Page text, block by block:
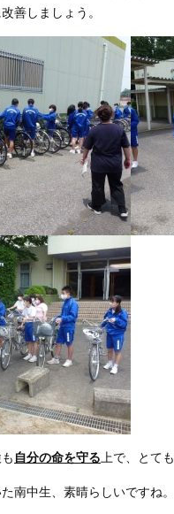
善しましょう。
自分の命を守る 上で、とて
南中生、素晴らしいですね。